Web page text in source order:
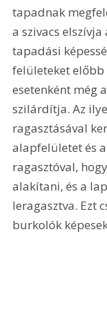
tapadnak
a szivacs
tapadási
felületeket
esetenként még
szilárdítja. Az
ragasztásával
alapfelületet és
ragasztóval,
alakítani, és a
leragasztva. Ezt
burkolók